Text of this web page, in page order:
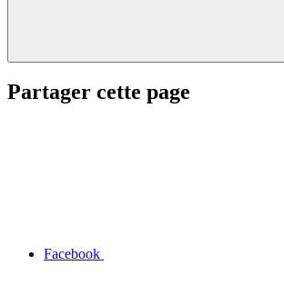
Partager cette page
Facebook